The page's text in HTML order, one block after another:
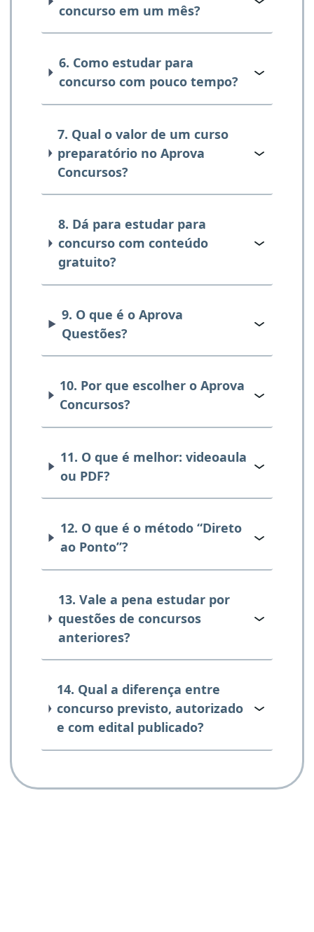
concurso em um mês?
6. Como estudar para
concurso com pouco tempo?
7. Qual o valor de um curso
preparatório no Aprova
Concursos?
8. Dá para estudar para
concurso com conteúdo
gratuito?
9. O que é o Aprova
Questões?
10. Por que escolher o Aprova
Concursos?
11. O que é melhor: videoaula
ou PDF?
12. O que é o método “Direto
ao Ponto”?
13. Vale a pena estudar por
questões de concursos
anteriores?
14. Qual a diferença entre
concurso previsto, autorizado
e com edital publicado?